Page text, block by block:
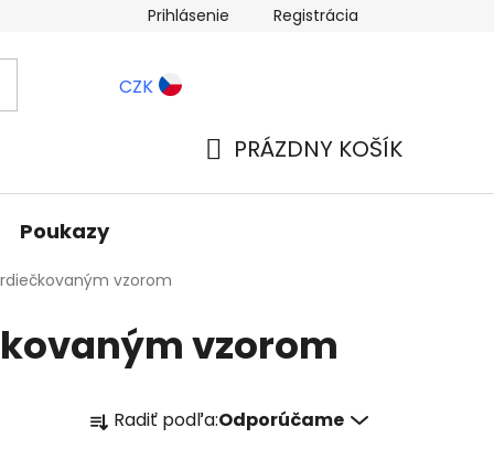
Blog
Prihlásenie Registrácia
CZK
PRÁZDNY KOŠÍK
Poukazy
vzorom
vzorom
a Radiť podľa:Odporúčame